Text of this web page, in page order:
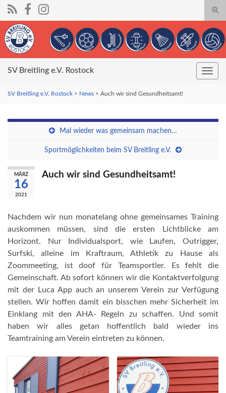
Search for:
SV Breitling e.V. Rostock
SV Breitling e.V. Rostock > News > Auch wir sind Gesundheitsamt!
Mal wieder was gemeinsam machen…
Sportmöglichkeiten beim SV Breitling e.V.
MÄRZ
16
2021
Auch wir sind Gesundheitsamt!
Nachdem wir nun monatelang ohne gemeinsames Training
auskommen müssen, sind die ersten Lichtblicke am
Horizont. Nur Individualsport, wie Laufen, Outrigger,
Surfski, alleine im Kraftraum, Athletik zu Hause als
Zoommeeting, ist doof für Teamsportler. Es fehlt die
Gemeinschaft. Ab sofort können wir die Kontaktverfolgung
mit der Luca App auch an unserem Verein zur Verfügung
stellen. Wir hoffen damit ein bisschen mehr Sicherheit im
Einklang mit den AHA- Regeln zu schaffen. Und somit
haben wir alles getan hoffentlich bald wieder ins
Teamtraining am Verein eintreten zu können.